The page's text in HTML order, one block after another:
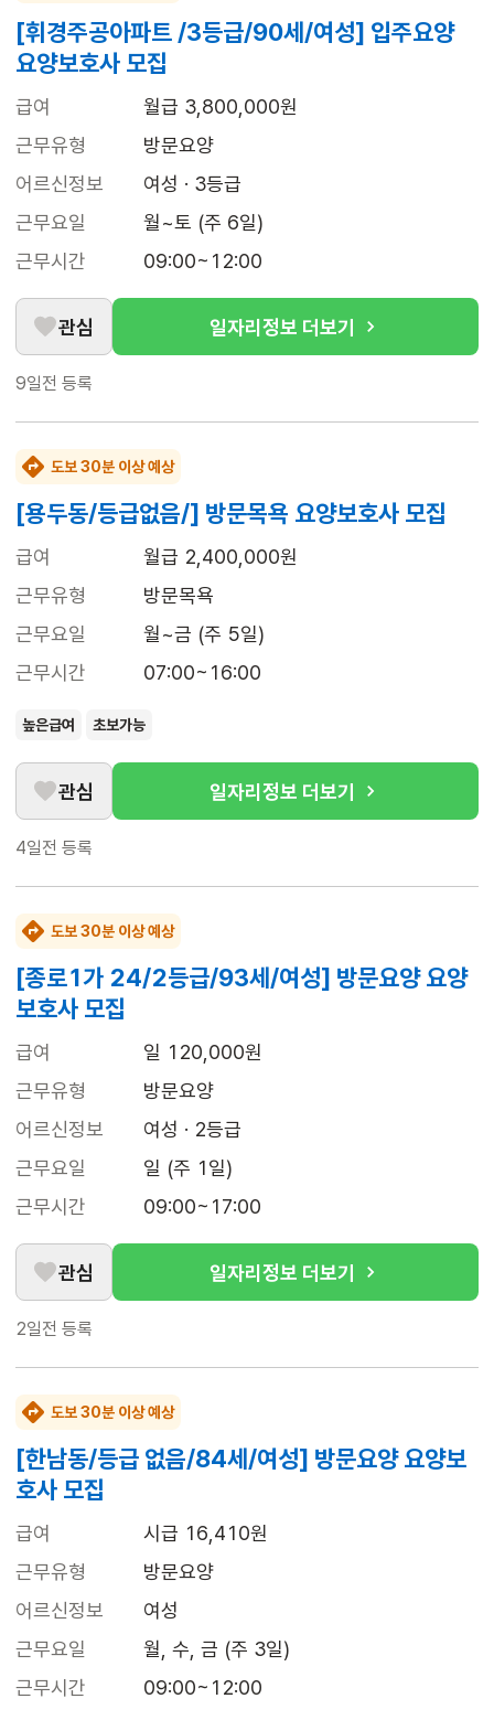
[휘경주공아파트 /3등급/90세/여성] 입주요양
요양보호사 모집
급여
월급 3,800,000원
근무유형
방문요양
어르신정보
여성 · 3등급
근무요일
월~토 (주 6일)
근무시간
09:00~12:00
관심 일자리정보 더보기
9일전 등록
도보 30분 이상 예상
[용두동/등급없음/] 방문목욕 요양보호사 모집
급여
월급 2,400,000원
근무유형
방문목욕
근무요일
월~금 (주 5일)
근무시간
07:00~16:00
높은급여 초보가능
관심 일자리정보 더보기
4일전 등록
도보 30분 이상 예상
[종로1가 24/2등급/93세/여성] 방문요양 요양
보호사 모집
급여
일 120,000원
근무유형
방문요양
어르신정보
여성 · 2등급
근무요일
일 (주 1일)
근무시간
09:00~17:00
관심 일자리정보 더보기
2일전 등록
도보 30분 이상 예상
[한남동/등급 없음/84세/여성] 방문요양 요양보
호사 모집
급여
시급 16,410원
근무유형
방문요양
어르신정보
여성
근무요일
월, 수, 금 (주 3일)
근무시간
09:00~12:00